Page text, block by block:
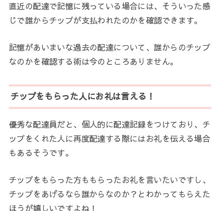
直近の配達で記憶に残っている場合には、そういった感
じで誰からチップが支払われたのかを確認できます。
記憶があいまいな過去の配達について、誰からのチップ
なのかを確認する術は今のところありません。
チップをもらった人にお礼は言える！
優秀な配達員だと、個人的に配達記録をつけており、チ
ップをくれた人に再度配達する際にはお礼を伝える場合
もあるそうです。
チップをもらった方ももらったお礼を言いたいですし、
チップをあげるなら誰からなのか？とわかってもらえた
ほうが嬉しいですよね！